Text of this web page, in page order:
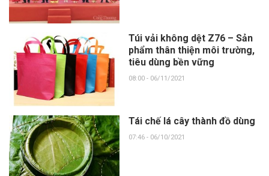
Túi vải không dệt Z76 – Sản
phẩm thân thiện môi trường,
tiêu dùng bền vững
08:00 - 06/11/2021
Tái chế lá cây thành đồ dùng
07:46 - 06/10/2021